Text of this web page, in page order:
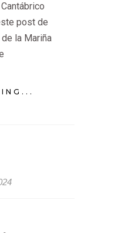
post de
la Mariña